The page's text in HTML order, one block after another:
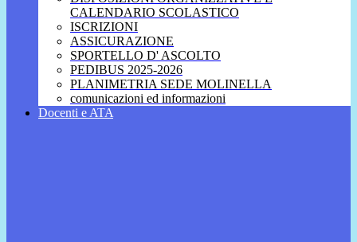
CALENDARIO SCOLASTICO
ISCRIZIONI
ASSICURAZIONE
SPORTELLO D' ASCOLTO
PEDIBUS 2025-2026
PLANIMETRIA SEDE MOLINELLA
comunicazioni ed informazioni
Docenti e ATA